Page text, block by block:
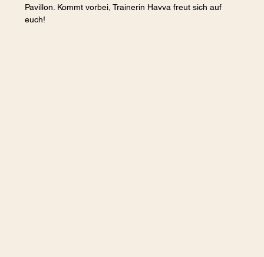
Pavillon. Kommt vorbei, Trainerin Havva freut sich auf
euch!